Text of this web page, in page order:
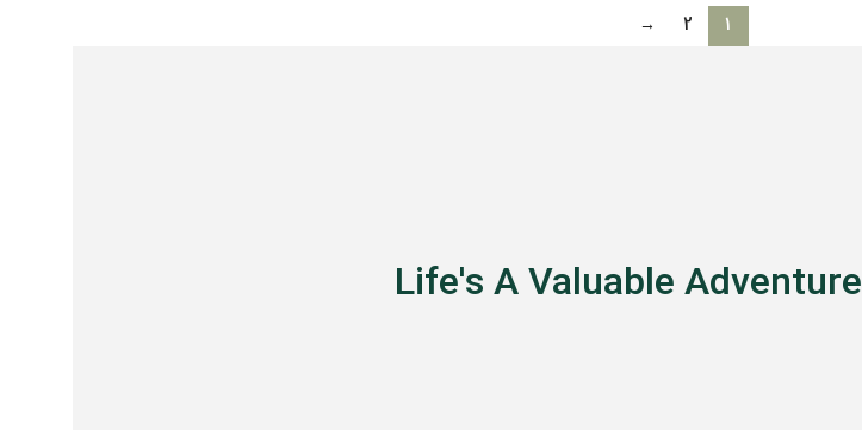
1
2
→
Life's A Valuable Adventure